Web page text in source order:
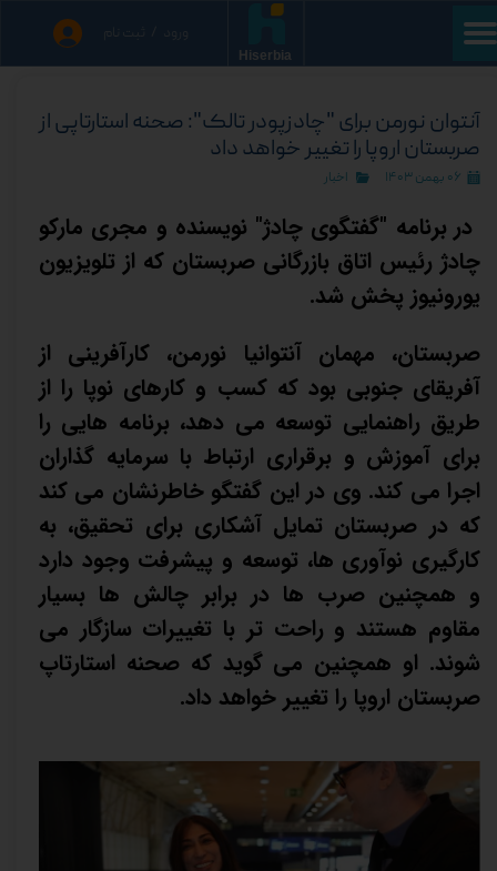
ثبت نام
حساب کاربری من
سفارشات
Hiserbia
آنتوان نورمن برای "چادزپودر تالک": صحنه استارتاپی از
صربستان اروپا را تغییر خواهد داد
۰۶ بهمن ۱۴۰۳ اخبار
در برنامه "گفتگوی چادژ" نویسنده و مجری مارکو
چادژ رئیس اتاق بازرگانی صربستان که از تلویزیون
یورونیوز پخش شد.
صربستان، مهمان آنتوانیا نورمن، کارآفرینی از
آفریقای جنوبی بود که کسب و کارهای نوپا را از
طریق راهنمایی توسعه می دهد، برنامه هایی را
برای آموزش و برقراری ارتباط با سرمایه گذاران
اجرا می کند. وی در این گفتگو خاطرنشان می کند
که در صربستان تمایل آشکاری برای تحقیق، به
کارگیری نوآوری ها، توسعه و پیشرفت وجود دارد
و همچنین صرب ها در برابر چالش ها بسیار
مقاوم هستند و راحت تر با تغییرات سازگار می
شوند. او همچنین می گوید که صحنه استارتاپ
صربستان اروپا را تغییر خواهد داد.